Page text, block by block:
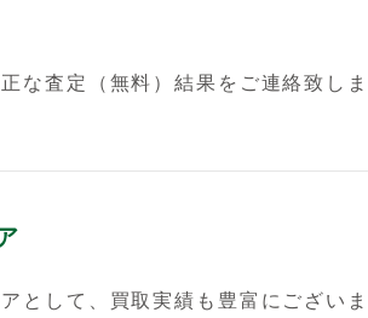
な査定（無料）結果をご連絡致しま
として、買取実績も豊富にございま